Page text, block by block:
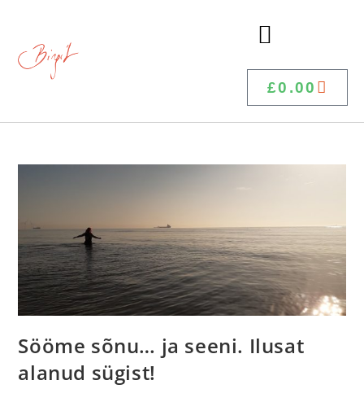
£0.00
Sööme sõnu… ja seeni. Ilusat
alanud sügist!